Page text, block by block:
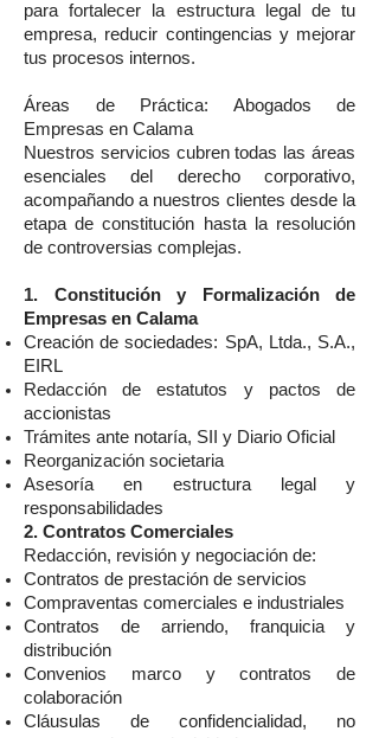
para fortalecer la estructura legal de tu
empresa, reducir contingencias y mejorar
tus procesos internos.
Áreas de Práctica: Abogados de
Empresas en Calama
Nuestros servicios cubren todas las áreas
esenciales del derecho corporativo,
acompañando a nuestros clientes desde la
etapa de constitución hasta la resolución
de controversias complejas.
1. Constitución y Formalización de
Empresas en Calama
Creación de sociedades: SpA, Ltda., S.A.,
EIRL
Redacción de estatutos y pactos de
accionistas
Trámites ante notaría, SII y Diario Oficial
Reorganización societaria
Asesoría en estructura legal y
responsabilidades
2. Contratos Comerciales
Redacción, revisión y negociación de:
Contratos de prestación de servicios
Compraventas comerciales e industriales
Contratos de arriendo, franquicia y
distribución
Convenios marco y contratos de
colaboración
Cláusulas de confidencialidad, no